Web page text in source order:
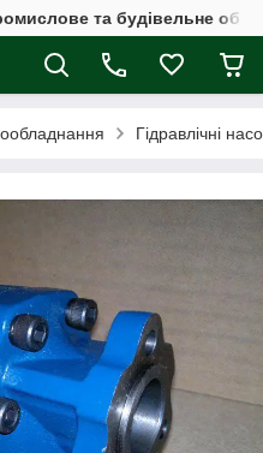
та будівельне
Гідравлічні